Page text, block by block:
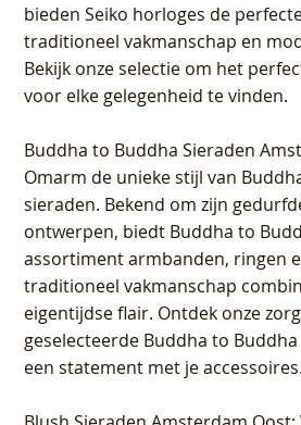
bieden Seiko horloges de
traditioneel vakmanschap en
Bekijk onze selectie om het
voor elke gelegenheid te vinden.
Buddha to Buddha Sieraden
Omarm de unieke stijl van
sieraden. Bekend om zijn
ontwerpen, biedt Buddha to
assortiment armbanden, ringen
traditioneel vakmanschap
eigentijdse flair. Ontdek onze
geselecteerde Buddha to
een statement met je accessoires.